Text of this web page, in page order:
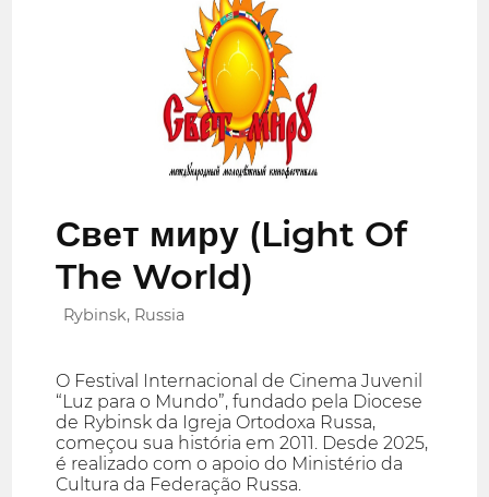
Свет миру (Light Of
The World)
Rybinsk, Russia
O Festival Internacional de Cinema Juvenil
“Luz para o Mundo”, fundado pela Diocese
de Rybinsk da Igreja Ortodoxa Russa,
começou sua história em 2011. Desde 2025,
é realizado com o apoio do Ministério da
Cultura da Federação Russa.